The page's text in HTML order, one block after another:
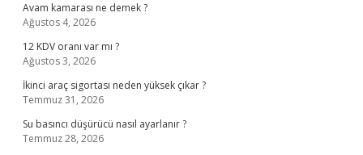
Avam kamarası ne demek ?
Ağustos 4, 2026
12 KDV oranı var mı ?
Ağustos 3, 2026
İkinci araç sigortası neden yüksek çıkar ?
Temmuz 31, 2026
Su basıncı düşürücü nasıl ayarlanır ?
Temmuz 28, 2026